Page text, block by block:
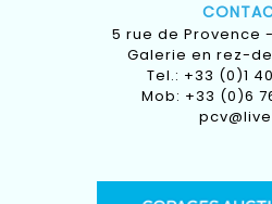
5 rue de Provence -
Galerie en rez-
Tel.: +33 (0)1
Mob: +33 (0)6